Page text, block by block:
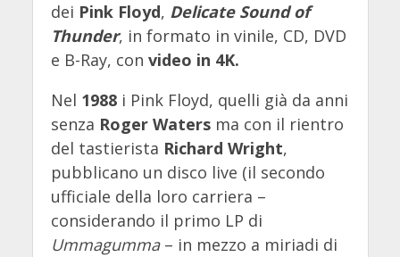
dei Pink Floyd, Delicate Sound of
Thunder, in formato in vinile, CD, DVD
e B-Ray, con video in 4K.
Nel 1988 i Pink Floyd, quelli già da anni
senza Roger Waters ma con il rientro
del tastierista Richard Wright,
pubblicano un disco live (il secondo
ufficiale della loro carriera –
considerando il primo LP di
Ummagumma– in mezzo a miriadi di